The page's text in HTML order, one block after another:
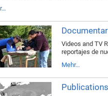
Videos and TV
reportajes de
Mehr…
Publications